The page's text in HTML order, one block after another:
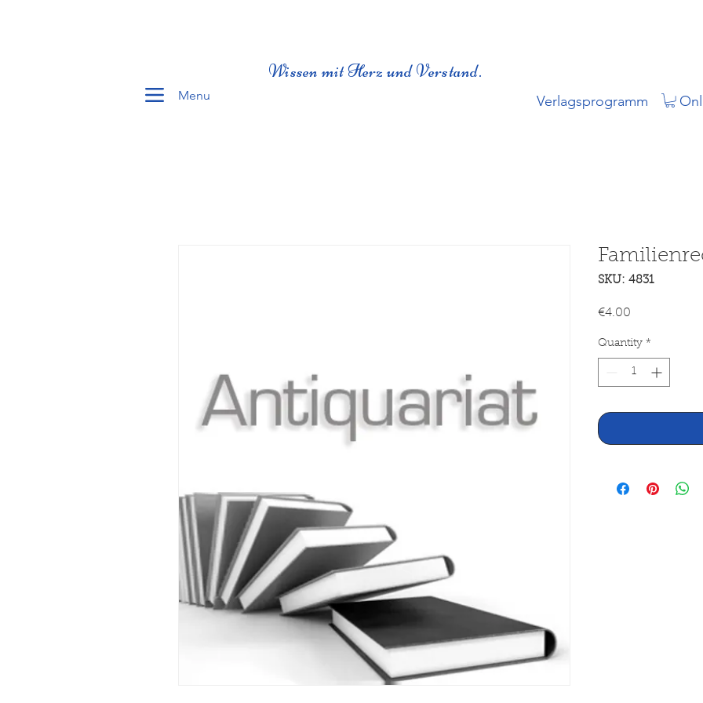
Menu
Wissen mit Herz und Verstand.
Verlagsprogramm
SKU: 4831
€4.00Price
Quantity *